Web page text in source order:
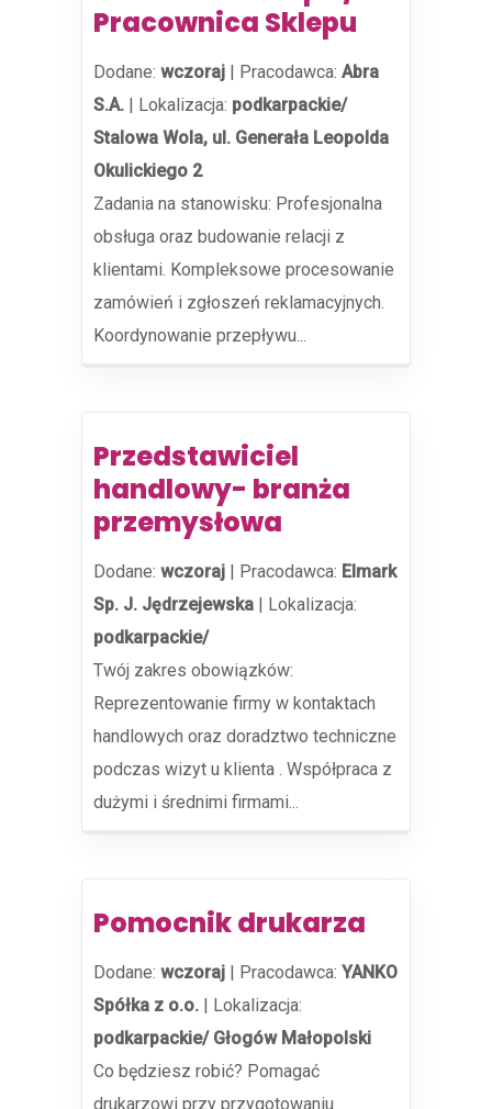
Pracownica Sklepu
Dodane: wczoraj | Pracodawca: Abra
S.A. | Lokalizacja: podkarpackie/
Stalowa Wola, ul. Generała Leopolda
Okulickiego 2
Zadania na stanowisku: Profesjonalna
obsługa oraz budowanie relacji z
klientami. Kompleksowe procesowanie
zamówień i zgłoszeń reklamacyjnych.
Koordynowanie przepływu...
Przedstawiciel
handlowy- branża
przemysłowa
Dodane: wczoraj | Pracodawca: Elmark
Sp. J. Jędrzejewska | Lokalizacja:
podkarpackie/
Twój zakres obowiązków:
Reprezentowanie firmy w kontaktach
handlowych oraz doradztwo techniczne
podczas wizyt u klienta . Współpraca z
dużymi i średnimi firmami...
Pomocnik drukarza
Dodane: wczoraj | Pracodawca: YANKO
Spółka z o.o. | Lokalizacja:
podkarpackie/ Głogów Małopolski
Co będziesz robić? Pomagać
drukarzowi przy przygotowaniu